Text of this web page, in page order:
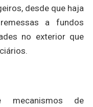
desde que haja
a fundos
no exterior que
mecanismos de